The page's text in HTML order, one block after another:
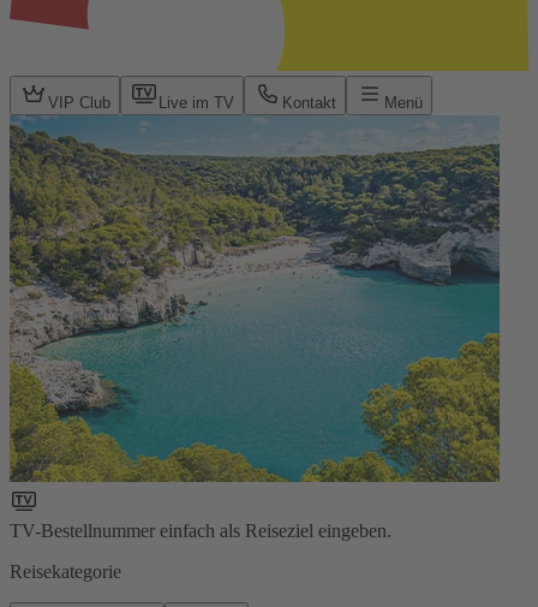
VIP Club Live im TV Kontakt Menü
TV-Bestellnummer einfach als Reiseziel eingeben.
Reisekategorie